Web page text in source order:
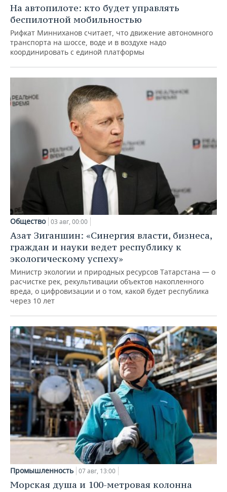
На автопилоте: кто будет управлять
беспилотной мобильностью
Рифкат Минниханов считает, что движение автономного
транспорта на шоссе, воде и в воздухе надо
координировать с единой платформы
Общество 03 авг, 00:00
Азат Зиганшин: «Синергия власти, бизнеса,
граждан и науки ведет республику к
экологическому успеху»
Министр экологии и природных ресурсов Татарстана — о
расчистке рек, рекультивации объектов накопленного
вреда, о цифровизации и о том, какой будет республика
через 10 лет
Промышленность 07 авг, 13:00
Морская душа и 100-метровая колонна